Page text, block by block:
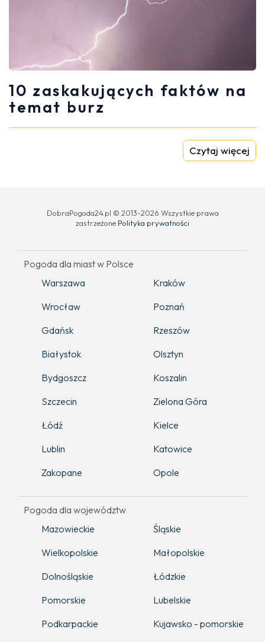
10 zaskakujących faktów na
temat burz
Czytaj więcej
DobraPogoda24.pl © 2013-2026 Wszystkie prawa
zastrzeżone Polityka prywatności
Pogoda dla miast w Polsce
Warszawa
Kraków
Wrocław
Poznań
Gdańsk
Rzeszów
Białystok
Olsztyn
Bydgoszcz
Koszalin
Szczecin
Zielona Góra
Łódź
Kielce
Lublin
Katowice
Zakopane
Opole
Pogoda dla województw
Mazowieckie
Śląskie
Wielkopolskie
Małopolskie
Dolnośląskie
Łódzkie
Pomorskie
Lubelskie
Podkarpackie
Kujawsko - pomorskie